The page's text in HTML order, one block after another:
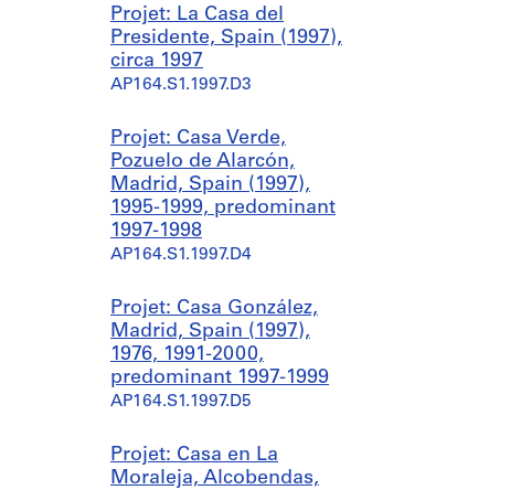
Projet: La Casa del
Presidente, Spain (1997),
circa 1997
AP164.S1.1997.D3
Projet: Casa Verde,
Pozuelo de Alarcón,
Madrid, Spain (1997),
1995-1999, predominant
1997-1998
AP164.S1.1997.D4
Projet: Casa González,
Madrid, Spain (1997),
1976, 1991-2000,
predominant 1997-1999
AP164.S1.1997.D5
Projet: Casa en La
Moraleja, Alcobendas,